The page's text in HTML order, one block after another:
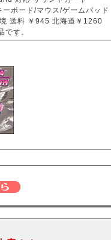
ボード/マウス/ゲームパッド
送料 ￥945 北海道￥1260
す。